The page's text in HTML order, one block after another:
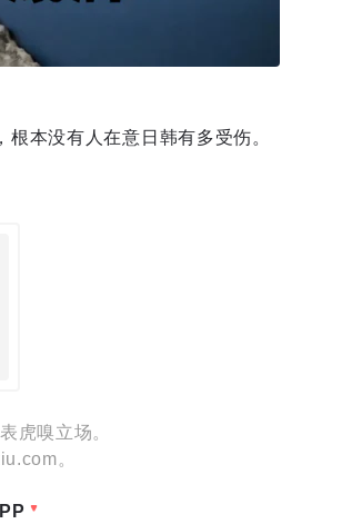
Disable captionsEnable
本没有人在意日韩有多受伤。
虎嗅立场。
。